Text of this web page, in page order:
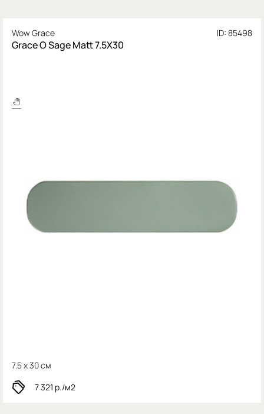
Wow Grace ID: 85498
Grace O Sage Matt 7.5X30
7.5 x 30 см
7 321 р./м2